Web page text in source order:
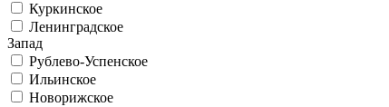
Куркинское
Ленинградское
Запад
Рублево-Успенское
Ильинское
Новорижское